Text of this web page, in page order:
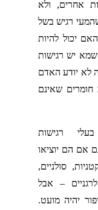
אחרים, ולא
רגיש בשל
יכול להיות
שמא יש רגישות
לא יודע האדם
חומרים שאינם
רגישות
אם הם יוציאו
סולניים,
– אבל
יהיה מועט.